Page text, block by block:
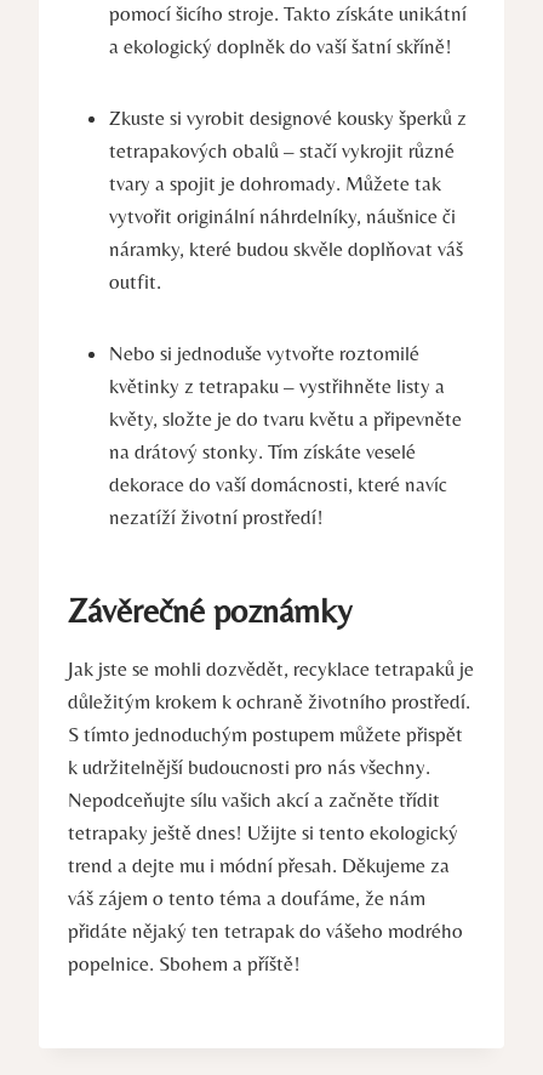
pomocí šicího stroje. Takto získáte unikátní
a ekologický doplněk do vaší šatní skříně!
Zkuste si vyrobit designové kousky šperků z
tetrapakových obalů – stačí vykrojit různé
tvary a spojit je dohromady. Můžete tak
vytvořit originální náhrdelníky, náušnice či
náramky, které budou skvěle doplňovat váš
outfit.
Nebo si jednoduše vytvořte roztomilé
květinky z tetrapaku – vystřihněte listy a
květy, složte je do tvaru květu a připevněte
na drátový stonky. Tím získáte veselé
dekorace do vaší domácnosti, které navíc
nezatíží životní prostředí!
Závěrečné poznámky
Jak jste se mohli dozvědět, recyklace tetrapaků je
důležitým krokem k ochraně životního prostředí.
S tímto jednoduchým postupem můžete přispět
k udržitelnější budoucnosti pro nás všechny.
Nepodceňujte sílu vašich akcí a začněte třídit
tetrapaky ještě dnes! Užijte si tento ekologický
trend a dejte mu i módní přesah. Děkujeme za
váš zájem o tento téma a doufáme, že nám
přidáte nějaký ten tetrapak do vášeho modrého
popelnice. Sbohem a příště!